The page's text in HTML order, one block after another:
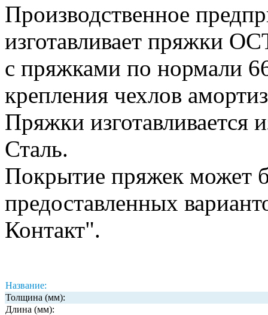
Производственное
изготавливает пряжки
с пряжками по нормали
крепления чехлов
Пряжки изготавливается
Сталь.
Покрытие пряжек может
предоставленных
Контакт".
Название:
Толщина (мм):
Длина (мм):